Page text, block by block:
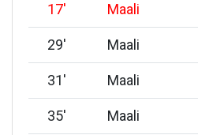
17' Maali
29' Maali
31' Maali
35' Maali